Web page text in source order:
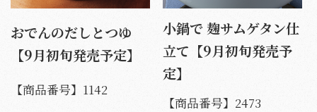
おでんのだしとつゆ
【9月初旬発売予定】
【商品番号】 1142
小鍋で 麹サムゲタン仕
立て【9月初旬発売予
定】
【商品番号】 2473